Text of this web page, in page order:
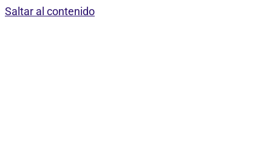
Saltar al contenido